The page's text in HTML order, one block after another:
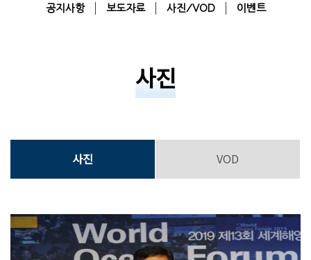
공지사항 보도자료 사진/VOD 이벤트
사진
사진 VOD